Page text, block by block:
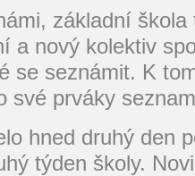
základní
a nový kolektiv
se seznámit. K
své prváky
hned druhý den
týden školy.